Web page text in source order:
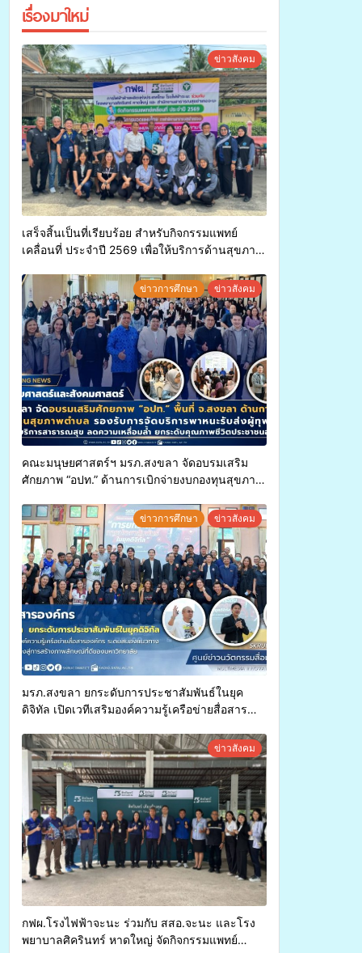
เรื่องมาใหม่
ข่าวสังคม
เสร็จสิ้นเป็นที่เรียบร้อย สำหรับกิจกรรมแพทย์
เคลื่อนที่ ประจำปี 2569 เพื่อให้บริการด้านสุขภาพ
ข่าวการศึกษา ข่าวสังคม
คณะมนุษยศาสตร์ฯ มรภ.สงขลา จัดอบรมเสริม
ศักยภาพ “อปท.” ด้านการเบิกจ่ายงบกองทุนสุขภาพ
ทุพพลภาพเพื่อเข้ารับบริการสาธารณสุข ลดความ
เหลื่อมล้ำ ยกระดับคุณภาพชีวิตประชาชนอย่าง
ยั่งยืน
ข่าวการศึกษา ข่าวสังคม
มรภ.สงขลา ยกระดับการประชาสัมพันธ์ในยุค
ดิจิทัล เปิดเวทีเสริมองค์ความรู้เครือข่ายสื่อสาร
การสร้างภาพลักษณ์ที่ดีของมหาวิทยาลัยข่าวสังคม
กฟผ.โรงไฟฟ้าจะนะ ร่วมกับ สสอ.จะนะ และโรง
พยาบาลศิครินทร์ หาดใหญ่ จัดกิจกรรมแพทย์